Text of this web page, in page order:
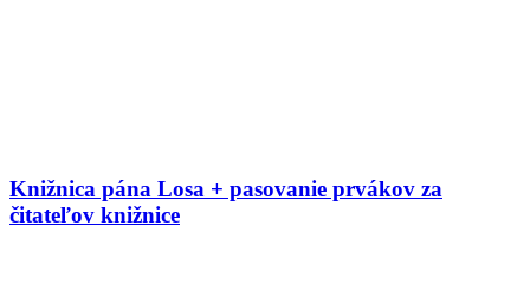
Knižnica pána Losa + pasovanie prvákov za
čitateľov knižnice